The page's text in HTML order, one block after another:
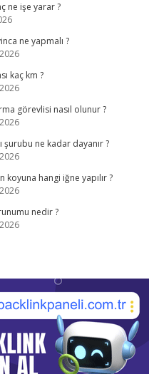
ne işe yarar ?
ne yapmalı ?
kaç km ?
görevlisi nasıl olunur ?
şurubu ne kadar dayanır ?
koyuna hangi iğne yapılır ?
nedir ?